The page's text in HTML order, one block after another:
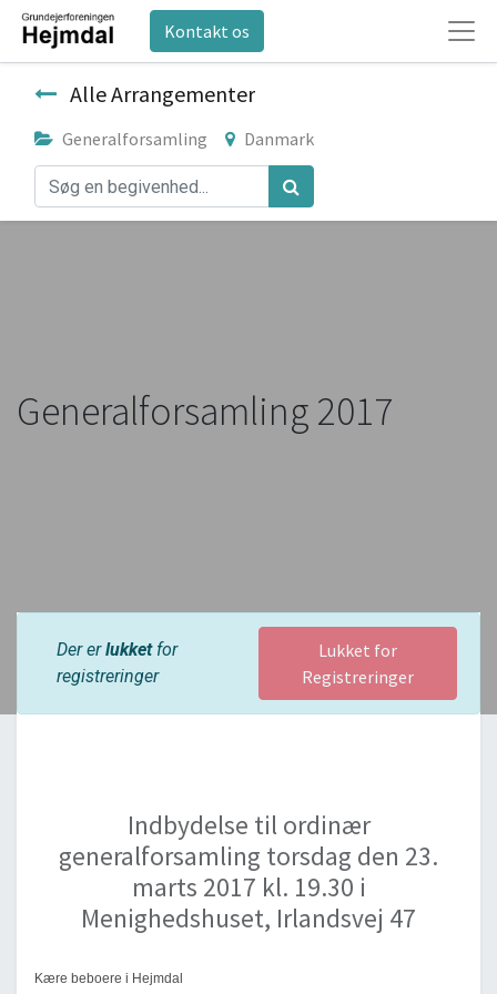
Kontakt os
Alle Arrangementer
Generalforsamling Danmark
Generalforsamling 2017
Der erlukketfor
registreringer
Lukket for
Registreringer
Indbydelse til ordinær
generalforsamling torsdag den 23.
marts 2017 kl. 19.30 i
Menighedshuset, Irlandsvej 47
Kære beboere i Hejmdal